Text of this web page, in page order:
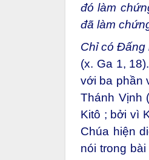
đó làm
đã làm
Chỉ cóĐấng
(x. Ga 1,
với ba phần
Thánh Vịnh
Kitô ; bởi vì
Chúa hiện
nói trong